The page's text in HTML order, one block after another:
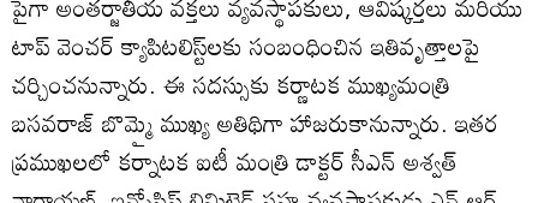
టాప్ వెంచర్ క్యాపిటలిస్ట్‌లకు సంబంధించిన ఇతివృత్తాలపై
చర్చించనున్నారు. ఈ సదస్సుకు కర్ణాటక ముఖ్యమంత్రి
బసవరాజ్ బొమ్మై ముఖ్య అతిథిగా హాజరుకానున్నారు. ఇతర
ప్రముఖలలో కర్నాటక ఐటీ మంత్రి డాక్టర్ సీఎన్ అశ్వత్